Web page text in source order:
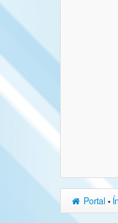
Portal •